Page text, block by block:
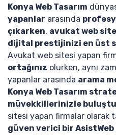
Konya Web Tasarım
yapanlar arasında
çıkarken, avukat web
dijital prestijinizi en üst
Avukat web sitesi yapan
ortağınız olurken, aynı
yapanlar arasında arama
Konya Web Tasarım
müvekkillerinizle
sitesi yapan firmalar olarak
güven verici bir AsistWeb